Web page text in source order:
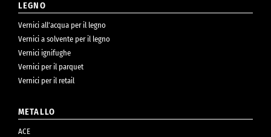
LEGNO
Vernici all’acqua per il legno
Vernici a solvente per il legno
Vernici ignifughe
Vernici per il parquet
Vernici per il retail
METALLO
ACE